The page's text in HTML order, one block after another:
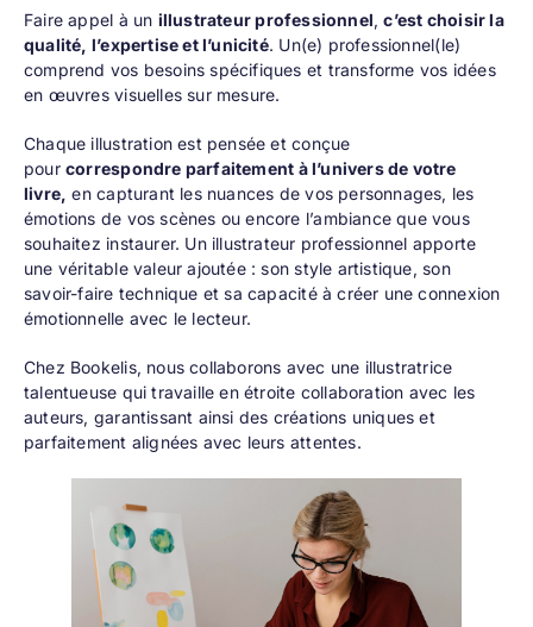
Faire appel à un illustrateur professionnel,c’est choisir la
qualité, l’expertise et l’unicité. Un(e) professionnel(le)
comprend vos besoins spécifiques et transforme vos idées
en œuvres visuelles sur mesure.
Chaque illustration est pensée et conçue
pourcorrespondre parfaitement à l’univers de votre
livre, en capturant les nuances de vos personnages, les
émotions de vos scènes ou encore l’ambiance que vous
souhaitez instaurer. Un illustrateur professionnel apporte
une véritable valeur ajoutée : son style artistique, son
savoir-faire technique et sa capacité à créer une connexion
émotionnelle avec le lecteur.
Chez Bookelis, nous collaborons avec une illustratrice
talentueuse qui travaille en étroite collaboration avec les
auteurs, garantissant ainsi des créations uniques et
parfaitement alignées avec leurs attentes.